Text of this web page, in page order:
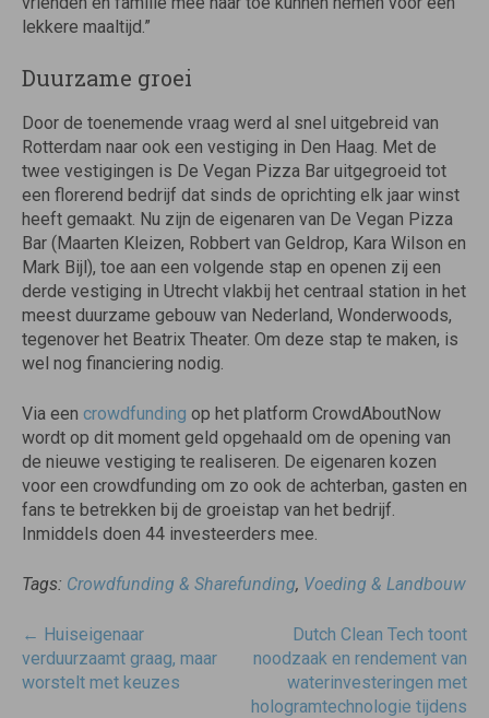
lekkere maaltijd.”
Duurzame groei
Door de toenemende vraag werd al snel uitgebreid van
Rotterdam naar ook een vestiging in Den Haag. Met de
twee vestigingen is De Vegan Pizza Bar uitgegroeid tot
een florerend bedrijf dat sinds de oprichting elk jaar winst
heeft gemaakt. Nu zijn de eigenaren van De Vegan Pizza
Bar (Maarten Kleizen, Robbert van Geldrop, Kara Wilson en
Mark Bijl), toe aan een volgende stap en openen zij een
derde vestiging in Utrecht vlakbij het centraal station in het
meest duurzame gebouw van Nederland, Wonderwoods,
tegenover het Beatrix Theater. Om deze stap te maken, is
wel nog financiering nodig.
Via een crowdfunding op het platform CrowdAboutNow
wordt op dit moment geld opgehaald om de opening van
de nieuwe vestiging te realiseren. De eigenaren kozen
voor een crowdfunding om zo ook de achterban, gasten en
fans te betrekken bij de groeistap van het bedrijf.
Inmiddels doen 44 investeerders mee.
Tags: Crowdfunding & Sharefunding, Voeding & Landbouw
Post
navigatie
← Huiseigenaar
verduurzaamt graag, maar
worstelt met keuzes
Dutch Clean Tech toont
noodzaak en rendement van
waterinvesteringen met
hologramtechnologie tijdens